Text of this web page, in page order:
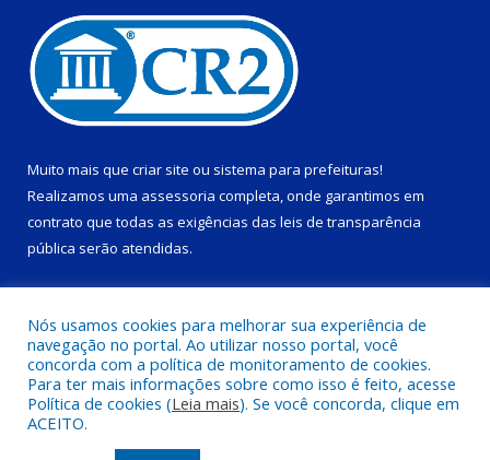
Muito mais que criar site ou sistema para prefeituras!
Realizamos uma assessoria completa, onde garantimos em
contrato que todas as exigências das leis de transparência
pública serão atendidas.
Todos os direitos reservados a Prefeitura Municipal de Ponta de
Nós usamos cookies para melhorar sua experiência de
navegação no portal. Ao utilizar nosso portal, você
concorda com a política de monitoramento de cookies.
Para ter mais informações sobre como isso é feito, acesse
Política de cookies (Leia mais). Se você concorda, clique em
ACEITO.